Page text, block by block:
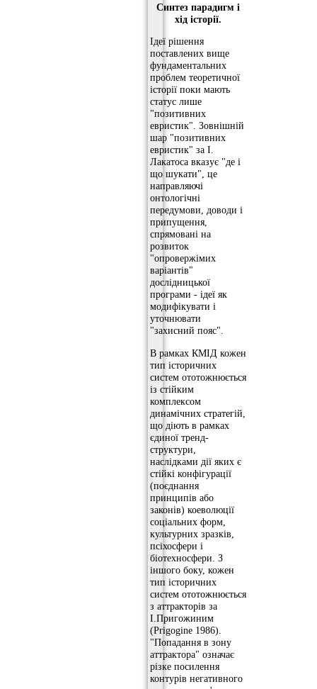
Синтез парадигм і
хід історії.
Ідеї ​​рішення
поставлених вище
фундаментальних
проблем теоретичної
історії поки мають
статус лише
"позитивних
евристик". Зовнішній
шар "позитивних
евристик" за І.
Лакатоса вказує "де і
що шукати", це
направляючі
онтологічні
передумови, доводи і
припущення,
спрямовані на
розвиток
"опровержімих
варіантів"
дослідницької
програми - ідеї як
модифікувати і
уточнювати
"захисний пояс".
В рамках КМІД кожен
тип історичних
систем ототожнюється
із стійким
комплексом
динамічних стратегій,
що діють в рамках
єдиної тренд-
структури,
наслідками дії яких є
стійкі конфігурації
(поєднання
принципів або
законів) коеволюції
соціальних форм,
культурних зразків,
псіхосфери і
біотехносфери. З
іншого боку, кожен
тип історичних
систем ототожнюється
з аттракторів за
І.Пригожиним
(Prigogine 1986).
"Попадання в зону
аттрактора" означає
різке посилення
контурів негативного